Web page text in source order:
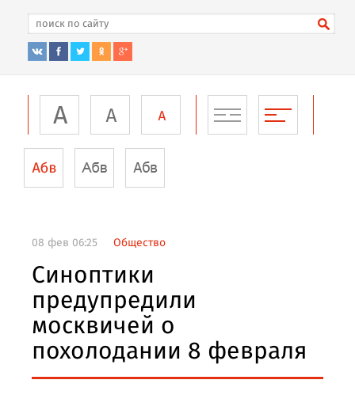
08 фев 06:25 Общество
Синоптики
предупредили
москвичей о
похолодании 8 февраля